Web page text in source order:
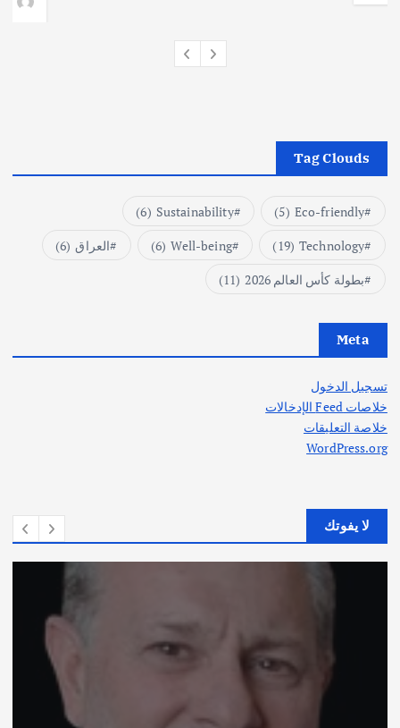
Tag Clouds
Eco-friendly
(5)
Sustainability
(6)
Technology
(19)
Well-being
(6) العراق (6)
بطولة كأس العالم 2026
(11)
Meta
تسجيل الدخول
خلاصات Feed الإدخالات
خلاصة التعليقات
WordPress.org
لا يفوتك